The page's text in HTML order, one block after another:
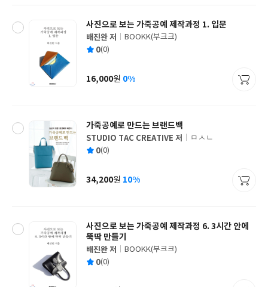
사진으로 보는 가죽공예 제작과정 1. 입문
글
쓴
배진완 저
출
사
BOOKK(부크크)
평 0(0)
가
16,000원 0%
가죽공예로 만드는 브랜드백
글
쓴
STUDIO TAC CREATIVE 저
출
사
ㅁㅅㄴ
평 0(0)
가
34,200원 10%
사진으로 보는 가죽공예 제작과정 6. 3시간 안에
뚝딱 만들기
글
쓴
배진완 저
출
BOOKK(부크크)
평 0(0)